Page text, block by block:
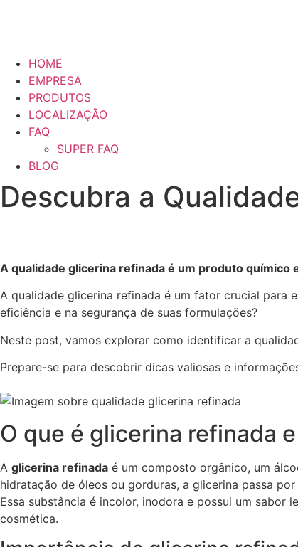
HOME
EMPRESA
PRODUTOS
LOCALIZAÇÃO
FAQ
SUPER FAQ
BLOG
Descubra a
A qualidade glicerina refinada é um produto
A qualidade glicerina refinada é um fator crucial para
eficiência e na segurança de suas formulações?
Neste post, vamos explorar como identificar a
Prepare-se para descobrir dicas valiosas e
O que é glicerina refinada
A glicerina refinada é um composto orgânico, um
hidratação de óleos ou gorduras, a glicerina passa
Essa substância é incolor, inodora e possui um sabor
cosmética.